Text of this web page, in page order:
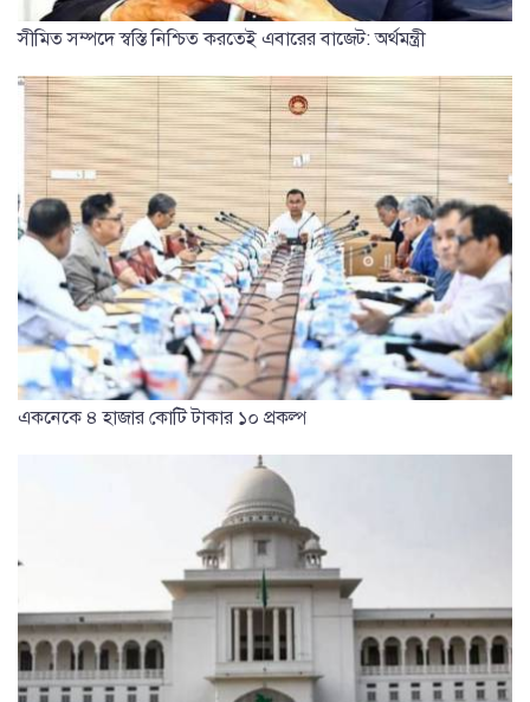
সীমিত সম্পদে স্বস্তি নিশ্চিত করতেই এবারের বাজেট: অর্থমন্ত্রী
একনেকে ৪ হাজার কোটি টাকার ১০ প্রকল্প